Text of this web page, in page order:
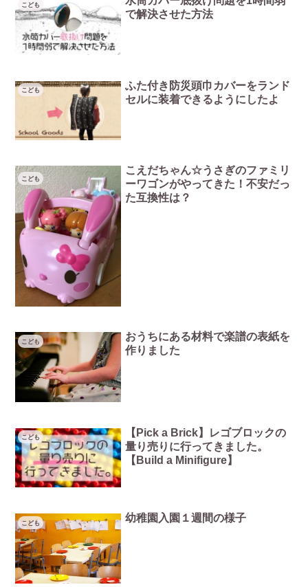
こども
で解決させた方法
こども
ふた付き防災頭巾カバーをランド
セルに装着できるようにしたよ
こども
こえだちゃん☆うさぎのファミリ
ーワゴンがやってきた！不安だっ
た互換性は？
こども
おうちにある材料で楽譜の表紙を
作りました
こども
【Pick a Brick】レゴブロックの
量り売りに行ってきました。
【Build a Minifigure】
こども 幼稚園入園１週間の様子